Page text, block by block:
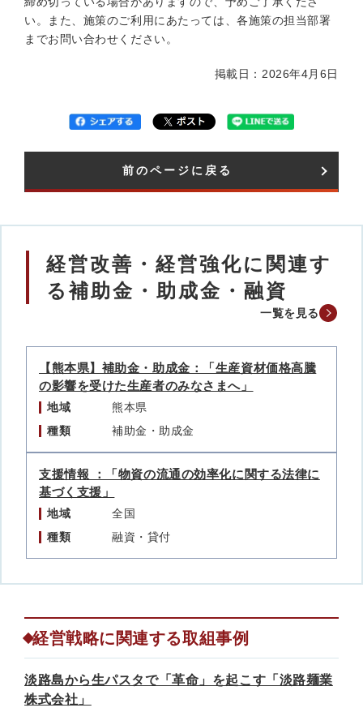
い。また、施策のご利用にあたっては、各施策の担当部署
までお問い合わせください。
掲載日：2026年4月6日
前のページに戻る
経営改善・経営強化に関連す
る補助金・助成金・融資
一覧を見る
【熊本県】補助金・助成金：「生産資材価格高騰
の影響を受けた生産者のみなさまへ」
地域
熊本県
種類
補助金・助成金
支援情報 ：「物資の流通の効率化に関する法律に
基づく支援」
地域
全国
種類
融資・貸付
経営戦略に関連する取組事例
淡路島から生パスタで「革命」を起こす「淡路麺業
株式会社」